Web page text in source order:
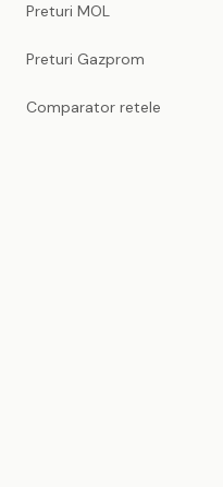
Preturi MOL
Preturi Gazprom
Comparator retele